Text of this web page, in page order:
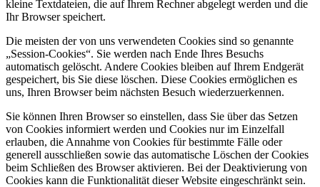
kleine Textdateien, die auf Ihrem Rechner abgelegt werden und die
Ihr Browser speichert.
Die meisten der von uns verwendeten Cookies sind so genannte
„Session-Cookies“. Sie werden nach Ende Ihres Besuchs
automatisch gelöscht. Andere Cookies bleiben auf Ihrem Endgerät
gespeichert, bis Sie diese löschen. Diese Cookies ermöglichen es
uns, Ihren Browser beim nächsten Besuch wiederzuerkennen.
Sie können Ihren Browser so einstellen, dass Sie über das Setzen
von Cookies informiert werden und Cookies nur im Einzelfall
erlauben, die Annahme von Cookies für bestimmte Fälle oder
generell ausschließen sowie das automatische Löschen der Cookies
beim Schließen des Browser aktivieren. Bei der Deaktivierung von
Cookies kann die Funktionalität dieser Website eingeschränkt sein.